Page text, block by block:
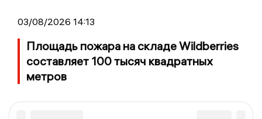
03/08/2026 14:13
Площадь пожара на складе Wildberries
составляет 100 тысяч квадратных
метров